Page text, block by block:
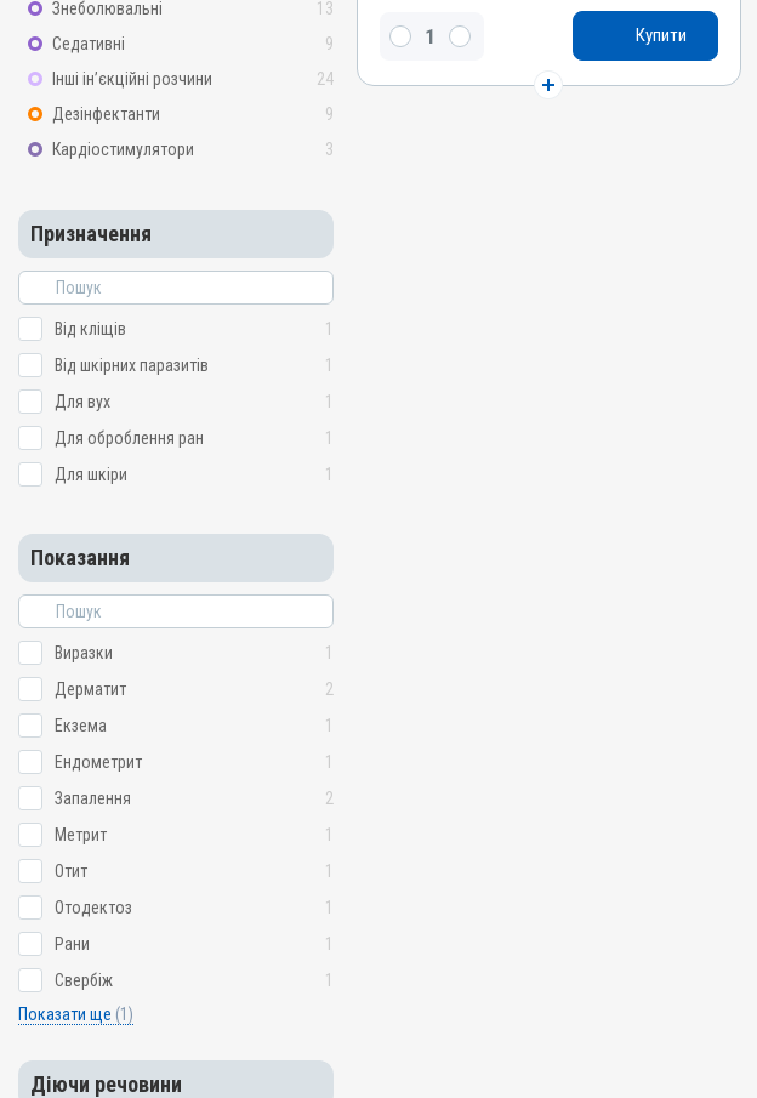
Знеболювальні
13
Седативні
9
Інші ін’єкційні розчини
24
Дезінфектанти
9
Кардіостимулятори
3
Призначення
Від кліщів
1
Від шкірних паразитів
1
Для вух
1
Для оброблення ран
1
Для шкіри
1
Показання
Виразки
1
Дерматит
2
Екзема
1
Ендометрит
1
Запалення
2
Метрит
1
Отит
1
Отодектоз
1
Рани
1
Свербіж
1
Показати ще (1)
Діючи речовини
Ністатин, Перметрин, Неоміцину сульфат,Купити